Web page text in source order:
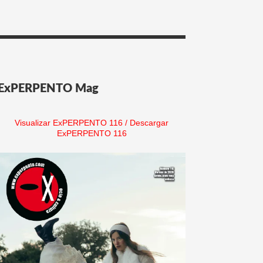
Mag
Visualizar ExPERPENTO 116 / Descargar
ExPERPENTO 116